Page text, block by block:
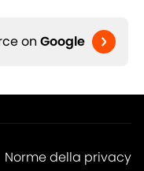
on Google
Norme della privacy